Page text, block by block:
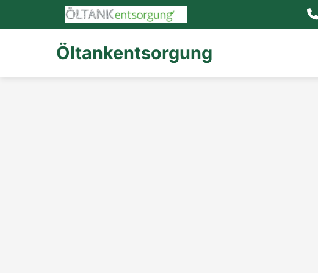
Öltankentsorgung